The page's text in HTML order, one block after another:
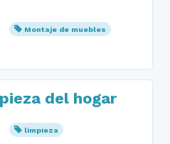
Montaje de muebles
del hogar
limpieza